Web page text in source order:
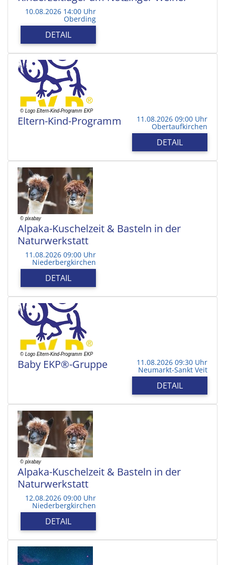
10.08.2026 14:00 Uhr
Oberding
DETAIL
Eltern-Kind-Programm 11.08.2026 09:00 Uhr
Obertaufkirchen
DETAIL
Alpaka-Kuschelzeit & Basteln in der
Naturwerkstatt
11.08.2026 09:00 Uhr
Niederbergkirchen
DETAIL
Baby EKP®-Gruppe 11.08.2026 09:30 Uhr
Neumarkt-Sankt Veit
DETAIL
Alpaka-Kuschelzeit & Basteln in der
Naturwerkstatt
12.08.2026 09:00 Uhr
Niederbergkirchen
DETAIL